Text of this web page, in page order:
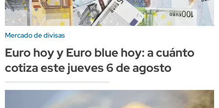
Mercado de divisas
Euro hoy y Euro blue hoy: a cuánto
cotiza este jueves 6 de agosto